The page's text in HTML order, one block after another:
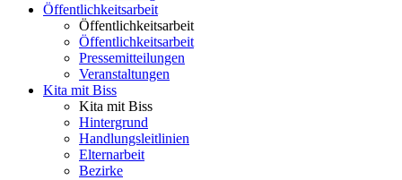
Öffentlichkeitsarbeit
Öffentlichkeitsarbeit
Öffentlichkeitsarbeit
Pressemitteilungen
Veranstaltungen
Kita mit Biss
Kita mit Biss
Hintergrund
Handlungsleitlinien
Elternarbeit
Bezirke